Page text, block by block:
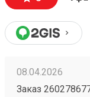
08.04.2026
Заказ